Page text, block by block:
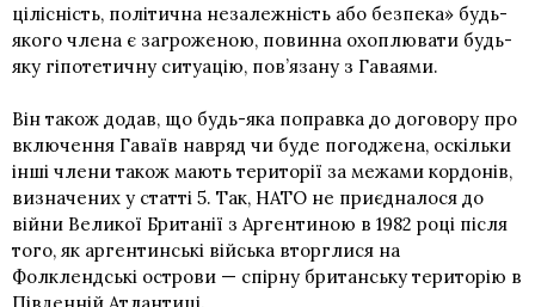
цілісність, політична незалежність або безпека» будь-
якого члена є загроженою, повинна охоплювати будь-
яку гіпотетичну ситуацію, пов’язану з Гаваями.
Він також додав, що будь-яка поправка до договору про
включення Гаваїв навряд чи буде погоджена, оскільки
інші члени також мають території за межами кордонів,
визначених у статті 5. Так, НАТО не приєдналося до
війни Великої Британії з Аргентиною в 1982 році після
того, як аргентинські війська вторглися на
Фолклендські острови — спірну британську територію в
Південній Атлантиці.